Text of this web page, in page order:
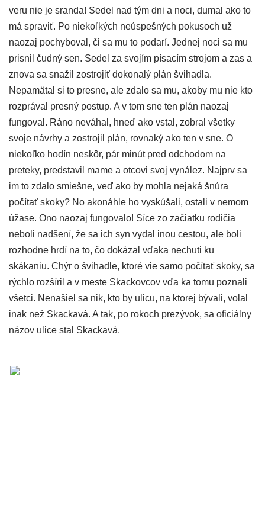
veru nie je sranda! Sedel nad tým dni a noci, dumal ako to
má spraviť. Po niekoľkých neúspešných pokusoch už
naozaj pochyboval, či sa mu to podarí. Jednej noci sa mu
prisnil čudný sen. Sedel za svojím písacím strojom a zas a
znova sa snažil zostrojiť dokonalý plán švihadla.
Nepamätal si to presne, ale zdalo sa mu, akoby mu nie kto
rozprával presný postup. A v tom sne ten plán naozaj
fungoval. Ráno neváhal, hneď ako vstal, zobral všetky
svoje návrhy a zostrojil plán, rovnaký ako ten v sne. O
niekoľko hodín neskôr, pár minút pred odchodom na
preteky, predstavil mame a otcovi svoj vynález. Najprv sa
im to zdalo smiešne, veď ako by mohla nejaká šnúra
počítať skoky? No akonáhle ho vyskúšali, ostali v nemom
úžase. Ono naozaj fungovalo! Síce zo začiatku rodičia
neboli nadšení, že sa ich syn vydal inou cestou, ale boli
rozhodne hrdí na to, čo dokázal vďaka nechuti ku
skákaniu. Chýr o švihadle, ktoré vie samo počítať skoky, sa
rýchlo rozšíril a v meste Skackovcov vďa ka tomu poznali
všetci. Nenašiel sa nik, kto by ulicu, na ktorej bývali, volal
inak než Skackavá. A tak, po rokoch prezývok, sa oficiálny
názov ulice stal Skackavá.